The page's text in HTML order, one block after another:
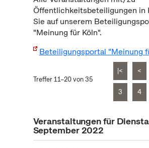
Öffentlichkeitsbeteiligungen in
Sie auf unserem
"Meinung für Köln".
Beteiligungsportal "Meinung
Treffer 11–20 von 35
|< <
3 4
Veranstaltungen für
September 2022